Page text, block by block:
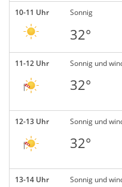
10-11 Uhr Sonnig
32°
11-12 Uhr Sonnig und
32°
12-13 Uhr Sonnig und
32°
13-14 Uhr Sonnig und